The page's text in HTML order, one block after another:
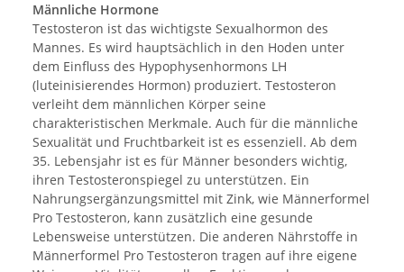
Männliche Hormone
Testosteron ist das wichtigste Sexualhormon des
Mannes. Es wird hauptsächlich in den Hoden unter
dem Einfluss des Hypophysenhormons LH
(luteinisierendes Hormon) produziert. Testosteron
verleiht dem männlichen Körper seine
charakteristischen Merkmale. Auch für die männliche
Sexualität und Fruchtbarkeit ist es essenziell. Ab dem
35. Lebensjahr ist es für Männer besonders wichtig,
ihren Testosteronspiegel zu unterstützen. Ein
Nahrungsergänzungsmittel mit Zink, wie Männerformel
Pro Testosteron, kann zusätzlich eine gesunde
Lebensweise unterstützen. Die anderen Nährstoffe in
Männerformel Pro Testosteron tragen auf ihre eigene